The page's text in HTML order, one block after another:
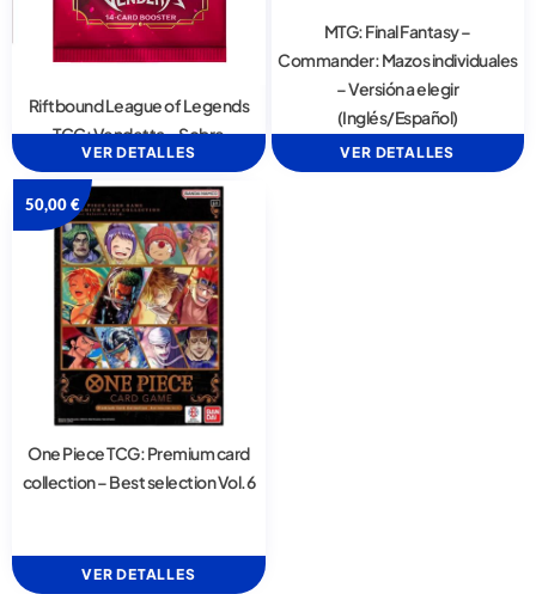
Riftbound League of Legends
TCG: Vendetta – Sobre
VER DETALLES
MTG: Final Fantasy –
Commander: Mazos individuales
– Versión a elegir
(Inglés/Español)
VER DETALLES
50,00€
One Piece TCG: Premium card
collection – Best selection Vol.6
VER DETALLES